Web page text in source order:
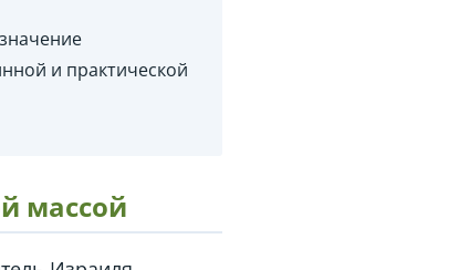
и практической
массой